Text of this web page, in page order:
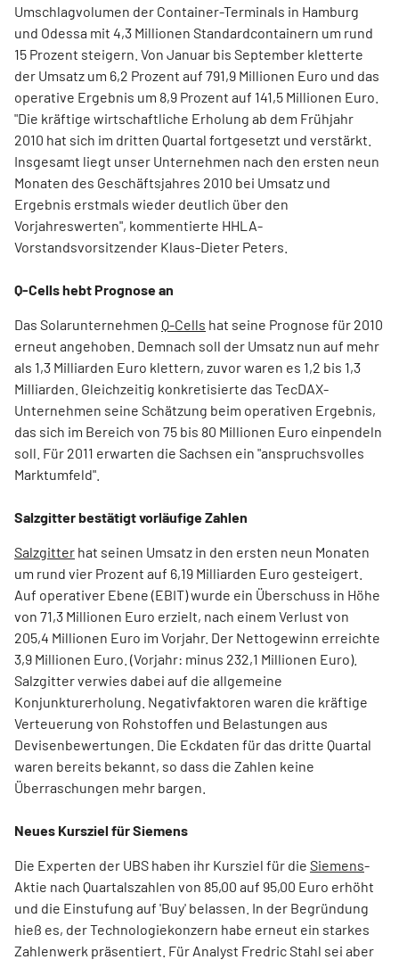
Umschlagvolumen der Container-Terminals in Hamburg
und Odessa mit 4,3 Millionen Standardcontainern um rund
15 Prozent steigern. Von Januar bis September kletterte
der Umsatz um 6,2 Prozent auf 791,9 Millionen Euro und das
operative Ergebnis um 8,9 Prozent auf 141,5 Millionen Euro.
"Die kräftige wirtschaftliche Erholung ab dem Frühjahr
2010 hat sich im dritten Quartal fortgesetzt und verstärkt.
Insgesamt liegt unser Unternehmen nach den ersten neun
Monaten des Geschäftsjahres 2010 bei Umsatz und
Ergebnis erstmals wieder deutlich über den
Vorjahreswerten", kommentierte HHLA-
Vorstandsvorsitzender Klaus-Dieter Peters.
Q-Cells hebt Prognose an
Das Solarunternehmen Q-Cells hat seine Prognose für 2010
erneut angehoben. Demnach soll der Umsatz nun auf mehr
als 1,3 Milliarden Euro klettern, zuvor waren es 1,2 bis 1,3
Milliarden. Gleichzeitig konkretisierte das TecDAX-
Unternehmen seine Schätzung beim operativen Ergebnis,
das sich im Bereich von 75 bis 80 Millionen Euro einpendeln
soll. Für 2011 erwarten die Sachsen ein "anspruchsvolles
Marktumfeld".
Salzgitter bestätigt vorläufige Zahlen
Salzgitter hat seinen Umsatz in den ersten neun Monaten
um rund vier Prozent auf 6,19 Milliarden Euro gesteigert.
Auf operativer Ebene (EBIT) wurde ein Überschuss in Höhe
von 71,3 Millionen Euro erzielt, nach einem Verlust von
205,4 Millionen Euro im Vorjahr. Der Nettogewinn erreichte
3,9 Millionen Euro. (Vorjahr: minus 232,1 Millionen Euro).
Salzgitter verwies dabei auf die allgemeine
Konjunkturerholung. Negativfaktoren waren die kräftige
Verteuerung von Rohstoffen und Belastungen aus
Devisenbewertungen. Die Eckdaten für das dritte Quartal
waren bereits bekannt, so dass die Zahlen keine
Überraschungen mehr bargen.
Neues Kursziel für Siemens
Die Experten der UBS haben ihr Kursziel für die Siemens-
Aktie nach Quartalszahlen von 85,00 auf 95,00 Euro erhöht
und die Einstufung auf 'Buy' belassen. In der Begründung
hieß es, der Technologiekonzern habe erneut ein starkes
Zahlenwerk präsentiert. Für Analyst Fredric Stahl sei aber